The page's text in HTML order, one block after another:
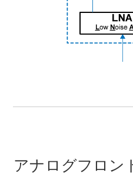
アナログフロン